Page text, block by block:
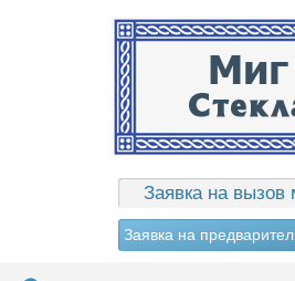
Заявка на вызов
Заявка на